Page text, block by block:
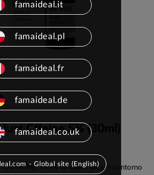
Cffeine 5% (30ml)
CAFFEINE 5% es un suero para el contorno
famaideal.it
famaideal.pl
famaideal.fr
famaideal.de
famaideal.co.uk
- Global site (English)